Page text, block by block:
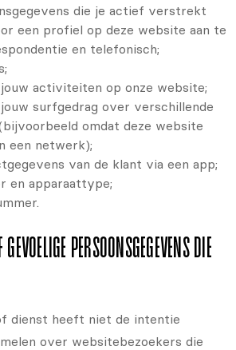
die je actief verstrekt
een profiel op deze website aan te
en telefonisch;
activiteiten op onze website;
surfgedrag over verschillende
omdat deze website
een netwerk);
van de klant via een app;
en apparaattype;
PERSOONSGEGEVENS DIE
dienst heeft niet de intentie
over websitebezoekers die